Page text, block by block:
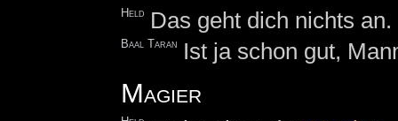
Held Das geht dich nichts an.
Baal Taran Ist ja schon gut,
Magier